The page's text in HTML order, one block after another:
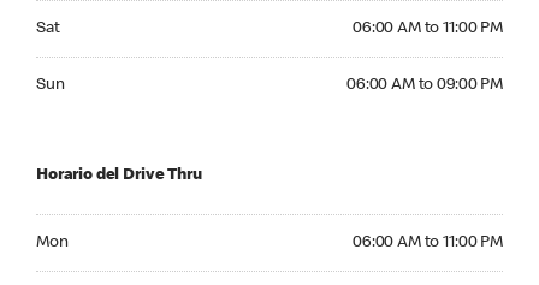
Sat 06:00 AM to 11:00 PM
Sun 06:00 AM to 09:00 PM
Horario del Drive Thru
Mon 06:00 AM to 11:00 PM